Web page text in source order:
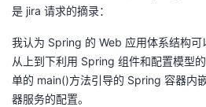
坛
圈
子
的
直
播
我
的
活
我
的
我
是 jira 请求的摘录：
我认为 Spring 的 Web 应用体系结构可
从上到下利用 Spring 组件和配置模型
单的 main()方法引导的 Spring 容器内
器服务的配置。